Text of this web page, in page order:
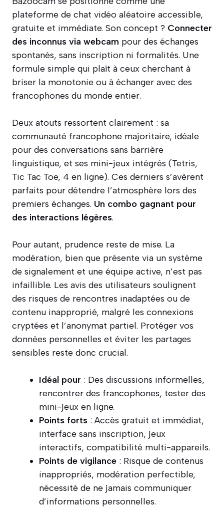
plateforme de chat vidéo aléatoire accessible,
gratuite et immédiate. Son concept ? Connecter
des inconnus via webcam pour des échanges
spontanés, sans inscription ni formalités. Une
formule simple qui plaît à ceux cherchant à
briser la monotonie ou à échanger avec des
francophones du monde entier.
Deux atouts ressortent clairement : sa
communauté francophone majoritaire, idéale
pour des conversations sans barrière
linguistique, et ses mini-jeux intégrés (Tetris,
Tic Tac Toe, 4 en ligne). Ces derniers s’avèrent
parfaits pour détendre l’atmosphère lors des
premiers échanges. Un combo gagnant pour
des interactions légères.
Pour autant, prudence reste de mise. La
modération, bien que présente via un système
de signalement et une équipe active, n’est pas
infaillible. Les avis des utilisateurs soulignent
des risques de rencontres inadaptées ou de
contenu inapproprié, malgré les connexions
cryptées et l’anonymat partiel. Protéger vos
données personnelles et éviter les partages
sensibles reste donc crucial.
Idéal pour : Des discussions informelles,
rencontrer des francophones, tester des
mini-jeux en ligne.
Points forts : Accès gratuit et immédiat,
interface sans inscription, jeux
interactifs, compatibilité multi-appareils.
Points de vigilance : Risque de contenus
inappropriés, modération perfectible,
nécessité de ne jamais communiquer
d’informations personnelles.